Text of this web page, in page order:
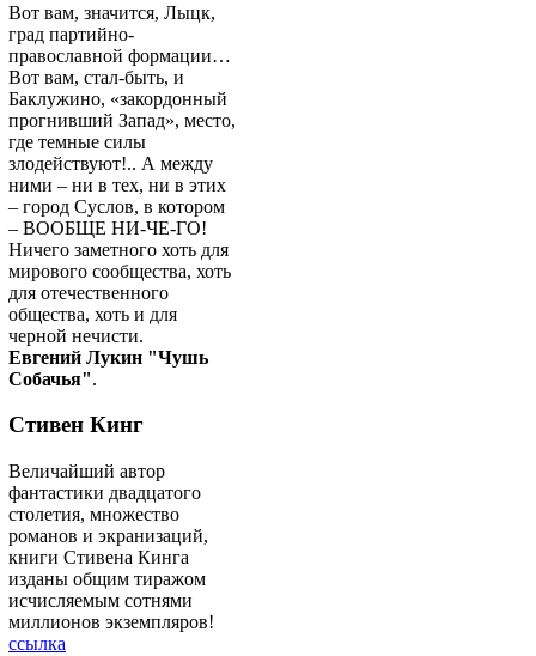
Вот вам, значится, Лыцк,
град партийно-
православной формации…
Вот вам, стал-быть, и
Баклужино, «закордонный
прогнивший Запад», место,
где темные силы
злодействуют!.. А между
ними – ни в тех, ни в этих
– город Суслов, в котором
– ВООБЩЕ НИ-ЧЕ-ГО!
Ничего заметного хоть для
мирового сообщества, хоть
для отечественного
общества, хоть и для
черной нечисти.
Евгений Лукин "Чушь
Собачья".
Стивен Кинг
Величайший автор
фантастики двадцатого
столетия, множество
романов и экранизаций,
книги Стивена Кинга
изданы общим тиражом
исчисляемым сотнями
миллионов экземпляров!
ссылка